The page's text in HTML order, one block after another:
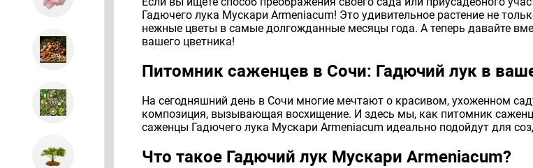
Гадючего лука Мускари Armeniacum! Это удивительное растение не
нежные цветы в самые долгожданные месяцы года. А теперь давайте
вашего цветника!
Питомник саженцев в Сочи: Гадючий лук в
На сегодняшний день в Сочи многие мечтают о красивом, ухоженном
композиция, вызывающая восхищение. И здесь мы, как питомник
саженцы Гадючего лука Мускари Armeniacum идеально подойдут для
Что такое Гадючий лук Мускари Armeniacum?